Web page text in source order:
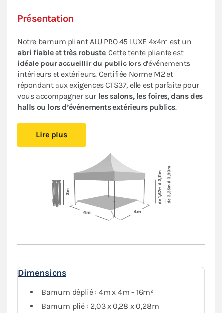
Présentation
Notre barnum pliant ALU PRO 45 LUXE 4x4m est un
abri fiable et très robuste. Cette tente pliante est
idéale pour accueillir du publiclors d’événements
intérieurs et extérieurs. Certifiée Norme M2 et
répondant aux exigences CTS37, elle est parfaite pour
vous accompagner sur les salons, les foires, dans des
halls ou lors d’événements extérieurs publics.
facilement dans votre véhicule. Le
sans outilvous offre un véritable confort de
Installez-vous rapidement où vous le souhaitez et
protégez-vous des aléas de la météo.
Le toit et les murs de ce barnum 4x4m
sont en
polyester avec enduction PVC de 380 g/m². Le toit est
renforcé aux angles et sur les coutures, et la bâche
L'armature hexagonale en aluminium assure solidité
Lepack Fenêtres
un mur plein et un mur avec porte, vous garantit une
protection optimale contre les intempéries. Vous
Lire plus
Dimensions
Barnum déplié : 4m x 4m - 16m²
Barnum plié : 2,03 x 0,28 x 0,28m